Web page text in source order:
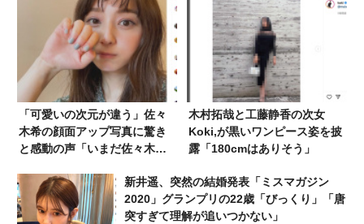
「可愛いの次元が違う」佐々
木希の顔面アップ写真に驚き
と感動の声「いまだ佐々木希
ない」
木村拓哉と工藤静香の次女
Koki,が黒いワンピース姿を披
露「180cmはありそう」
新井遥、突然の結婚発表「ミスマガジン
2020」グランプリの22歳「びっくり」「唐
突すぎて理解が追いつかない」